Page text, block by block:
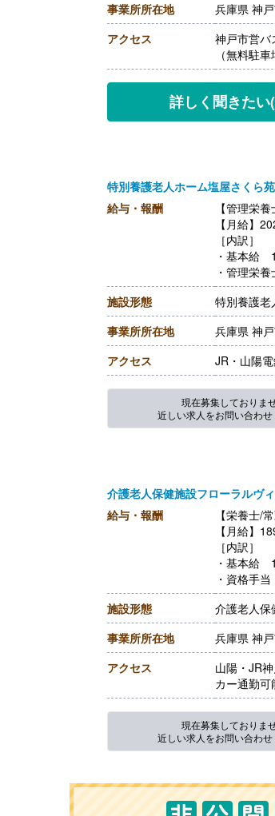
事業所所在地
兵庫県 神
アクセス
神戸市営
（無料駐車
詳しく聞きたい
特別養護老人ホーム塩屋さくら
給与・報酬
【管理栄
【月給】
［内訳］
・基本給
・管理栄
・ベース
［その他手
・住宅手
・子供手
【賞与】
【通勤手
【退職金】
施設形態
特別養護老
事業所所在地
兵庫県 神
アクセス
JR・山陽
現在募集しておりませ
近しい求人をお問い合わせ
介護老人保健施設フローラルヴ
給与・報酬
【栄養士/
【月給】
［内訳］
・基本給
・資格手
・処遇改
【賞与】年
【通勤手
【昇給】あ
【退職金】
施設形態
介護老人保
事業所所在地
兵庫県 神
アクセス
山陽・JR
カー通勤可
現在募集しておりませ
近しい求人をお問い合わせ